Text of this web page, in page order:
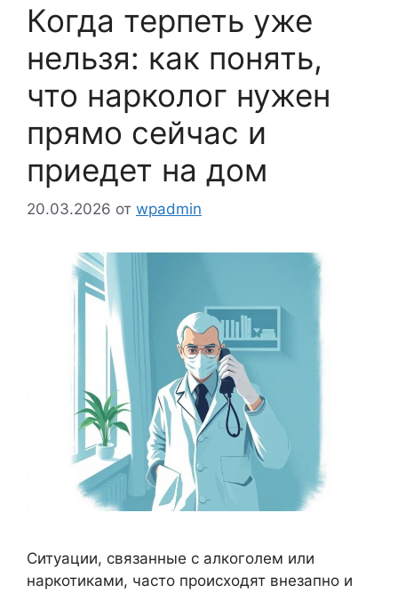
Когда терпеть уже
нельзя: как понять,
что нарколог нужен
прямо сейчас и
приедет на дом
20.03.2026 от wpadmin
Ситуации, связанные с алкоголем или
наркотиками, часто происходят внезапно и